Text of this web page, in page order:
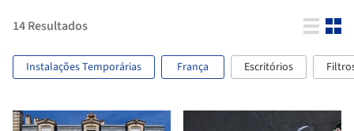
14Resultados
Instalações Temporárias França Escritórios